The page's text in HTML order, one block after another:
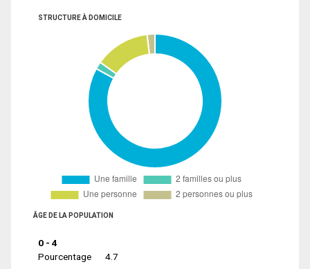
STRUCTURE À DOMICILE
ÂGE DE LA POPULATION
0 - 4
Pourcentage
4.7